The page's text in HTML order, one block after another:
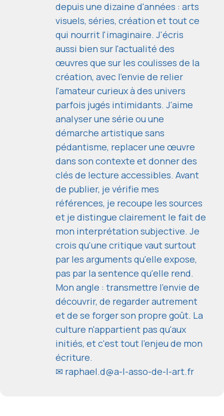
depuis une dizaine d'années : arts
visuels, séries, création et tout ce
qui nourrit l'imaginaire. J'écris
aussi bien sur l'actualité des
œuvres que sur les coulisses de la
création, avec l'envie de relier
l'amateur curieux à des univers
parfois jugés intimidants. J'aime
analyser une série ou une
démarche artistique sans
pédantisme, replacer une œuvre
dans son contexte et donner des
clés de lecture accessibles. Avant
de publier, je vérifie mes
références, je recoupe les sources
et je distingue clairement le fait de
mon interprétation subjective. Je
crois qu'une critique vaut surtout
par les arguments qu'elle expose,
pas par la sentence qu'elle rend.
Mon angle : transmettre l'envie de
découvrir, de regarder autrement
et de se forger son propre goût. La
culture n'appartient pas qu'aux
initiés, et c'est tout l'enjeu de mon
écriture.
✉ raphael.d@a-l-asso-de-l-art.fr